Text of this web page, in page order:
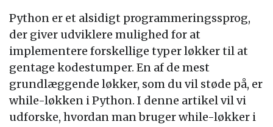
Python er et alsidigt programmeringssprog,
der giver udviklere mulighed for at
implementere forskellige typer løkker til at
gentage kodestumper. En af de mest
grundlæggende løkker, som du vil støde på, er
while-løkken i Python. I denne artikel vil vi
udforske, hvordan man bruger while-løkker i